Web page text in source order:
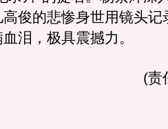
俊的悲惨身世用镜头记
泪，极具震撼力。
(责